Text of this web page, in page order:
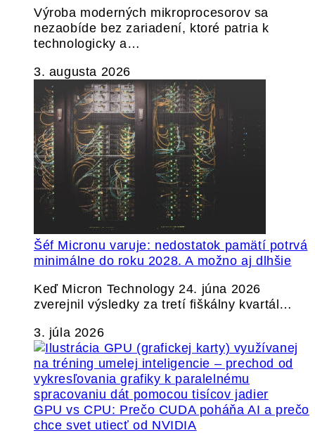
Výroba moderných mikroprocesorov sa
nezaobíde bez zariadení, ktoré patria k
technologicky a…
3. augusta 2026
Šéf Micronu varuje: nedostatok pamätí potrvá
minimálne do roku 2028. A možno aj dlhšie
Keď Micron Technology 24. júna 2026
zverejnil výsledky za tretí fiškálny kvartál…
3. júla 2026
GPU vs CPU: Prečo CUDA poháňa AI a prečo
chce svet utiecť od NVIDIA